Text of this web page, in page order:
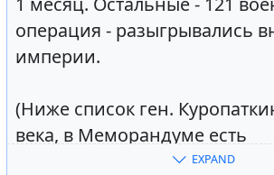
операция - разыгрывались
империи.
(Ниже список ген.
века, в Меморандуме есть
список 18 века, еще более
EXPAND